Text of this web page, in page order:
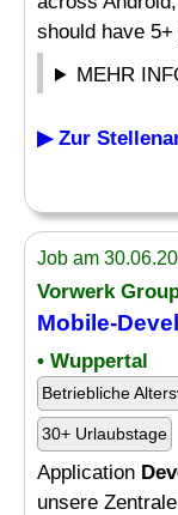
should have
MEHR
▶ Zur
Job am
Vorwerk
Mobile-
• Wuppertal
Betriebliche
30+ Urlaubstage
Application
unsere